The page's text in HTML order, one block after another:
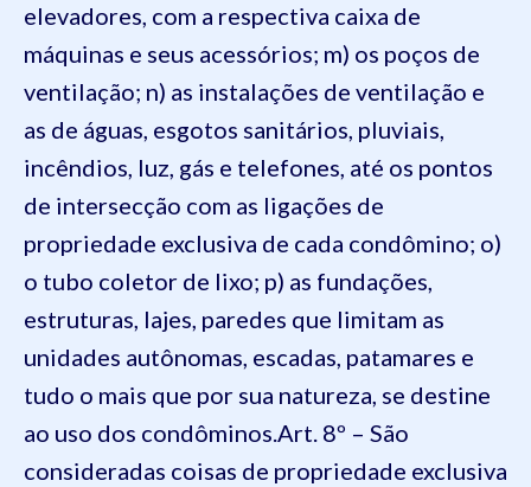
elevadores, com a respectiva caixa de
máquinas e seus acessórios; m) os poços de
ventilação; n) as instalações de ventilação e
as de águas, esgotos sanitários, pluviais,
incêndios, luz, gás e telefones, até os pontos
de intersecção com as ligações de
propriedade exclusiva de cada condômino; o)
o tubo coletor de lixo; p) as fundações,
estruturas, lajes, paredes que limitam as
unidades autônomas, escadas, patamares e
tudo o mais que por sua natureza, se destine
ao uso dos condôminos.Art. 8º – São
consideradas coisas de propriedade exclusiva